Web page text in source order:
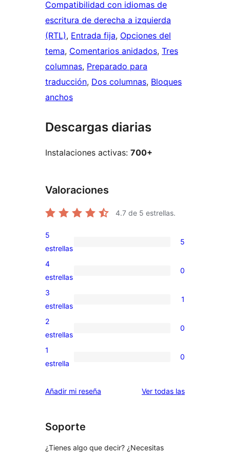
Compatibilidad con idiomas de
escritura de derecha a izquierda
(RTL), Entrada fija, Opciones del
tema, Comentarios anidados, Tres
columnas, Preparado para
traducción, Dos columnas, Bloques
anchos
Descargas diarias
Instalaciones activas: 700+
Valoraciones
4.7 de 5 estrellas.
5
valoraciones
de
5
estrellas
5
0
valoraciones
de
4
estrellas
0
1
valoración
de
3
estrellas
1
0
valoraciones
de
estrellas
2
estrellas
0
0
de
1
estrella
0
Añadir mi reseña Ver todas lasvaloraciones
Soporte
¿Tienes algo que decir? ¿Necesitas